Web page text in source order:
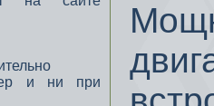
и ни при